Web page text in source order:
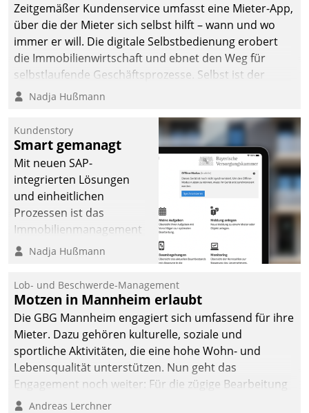
Zeitgemäßer Kundenservice umfasst eine Mieter-App,
über die der Mieter sich selbst hilft – wann und wo
immer er will. Die digitale Selbstbedienung erobert
die Immobilienwirtschaft und ebnet den Weg für
selbstlaufende Geschäftsprozesse. Selbst ist der
Kunde und smart der Serviceanbieter.
Nadja Hußmann
Kundenstory
Smart gemanagt
Mit neuen SAP-
integrierten Lösungen
und einheitlichen
Prozessen ist das
Immobilienmanagement
der Bayerischen
Ressort Kapitalanlage für
künftige Aufgaben und
Herausforderungen
gerüstet.
Nadja Hußmann
Lob- und Beschwerde-Management
Motzen in Mannheim erlaubt
Die GBG Mannheim engagiert sich umfassend für ihre
Mieter. Dazu gehören kulturelle, soziale und
sportliche Aktivitäten, die eine hohe Wohn- und
Lebensqualität unterstützen. Nun geht das
Engagement noch weiter: Für die zügige Bearbeitung
von Beschwerden – oder Lob – richtet das
Andreas Lerchner